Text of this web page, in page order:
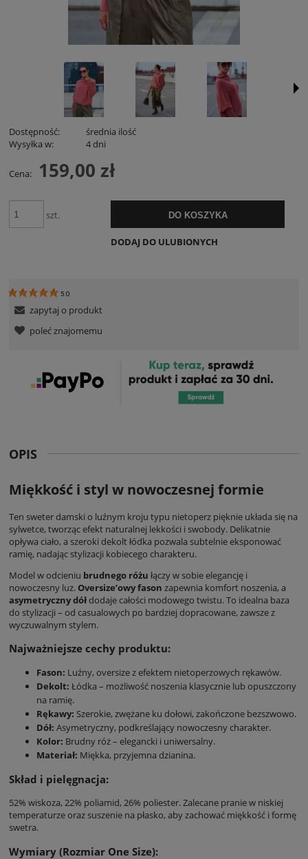
Dostępność:
średnia ilość
Wysyłka w:
4 dni
Cena: 159,00 zł
szt. DO KOSZYKA
DODAJ DO ULUBIONYCH
5.0
zapytaj o produkt
poleć znajomemu
OPIS
Miękkość i styl w nowoczesnej formie
Ten sweter damski o luźnym kroju typu nietoperz pięknie układa się na
sylwetce, tworząc efekt naturalnej lekkości i swobody. Delikatnie
opływa ciało, a szeroki dekolt łódka pozwala subtelnie eksponować
ramię, nadając stylizacji kobiecego charakteru.
Model w odcieniu brudnego różu łączy w sobie elegancję i
nowoczesny luz. Oversize’owy fason zapewnia komfort noszenia, a
asymetryczny dółdodaje całości modowego twistu. To idealna baza
do stylizacji – od casualowych po bardziej dopracowane, zawsze z
wyczuwalnym stylem.
Najważniejsze cechy produktu:
Fason: Luźny, oversize z efektem nietoperzowych rękawów.
Dekolt: Łódka – możliwość noszenia klasycznie lub opuszczony
na ramię.
Rękawy: Szerokie, zwężane ku dołowi, zakończone bezszwowo.
Dół: Asymetryczny, podkreślający nowoczesny charakter.
Kolor: Brudny róż – elegancki i uniwersalny.
Materiał: Miękka, przyjemna dzianina.
Skład i pielęgnacja:
52% wiskoza, 22% poliamid, 26% poliester. Zalecane pranie w niskiej
temperaturze oraz suszenie na płasko, aby zachować miękkość i formę
swetra.
Wymiary (Rozmiar One Size):